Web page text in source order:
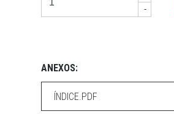
-
ANEXOS:
ÍNDICE.PDF